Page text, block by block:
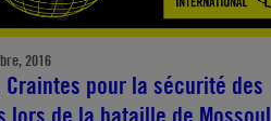
2016
pour la sécurité des
lors de la bataille de Mossoul